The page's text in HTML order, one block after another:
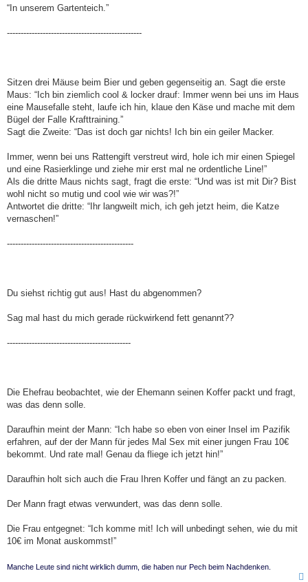
“In unserem Gartenteich.”
-------------------------------------------------
Sitzen drei Mäuse beim Bier und geben gegenseitig an. Sagt die erste
Maus: “Ich bin ziemlich cool & locker drauf: Immer wenn bei uns im Haus
eine Mausefalle steht, laufe ich hin, klaue den Käse und mache mit dem
Bügel der Falle Krafttraining.”
Sagt die Zweite: “Das ist doch gar nichts! Ich bin ein geiler Macker.
Immer, wenn bei uns Rattengift verstreut wird, hole ich mir einen Spiegel
und eine Rasierklinge und ziehe mir erst mal ne ordentliche Line!”
Als die dritte Maus nichts sagt, fragt die erste: “Und was ist mit Dir? Bist
wohl nicht so mutig und cool wie wir was?!”
Antwortet die dritte: “Ihr langweilt mich, ich geh jetzt heim, die Katze
vernaschen!”
----------------------------------------------
Du siehst richtig gut aus! Hast du abgenommen?
Sag mal hast du mich gerade rückwirkend fett genannt??
---------------------------------------------
Die Ehefrau beobachtet, wie der Ehemann seinen Koffer packt und fragt,
was das denn solle.
Daraufhin meint der Mann: “Ich habe so eben von einer Insel im Pazifik
erfahren, auf der der Mann für jedes Mal Sex mit einer jungen Frau 10€
bekommt. Und rate mal! Genau da fliege ich jetzt hin!”
Daraufhin holt sich auch die Frau Ihren Koffer und fängt an zu packen.
Der Mann fragt etwas verwundert, was das denn solle.
Die Frau entgegnet: “Ich komme mit! Ich will unbedingt sehen, wie du mit
10€ im Monat auskommst!”
Manche Leute sind nicht wirklich dumm, die haben nur Pech beim Nachdenken.